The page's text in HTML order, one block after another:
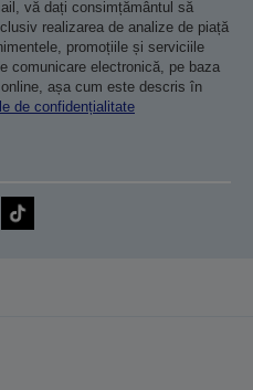
vă dați consimțământul să
realizarea de analize de piață
promoțiile și serviciile
comunicare electronică, pe baza
așa cum este descris în
de confidențialitate